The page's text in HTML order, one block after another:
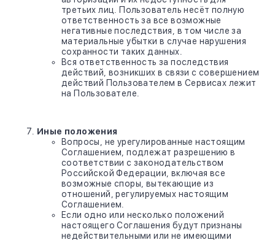
третьих лиц. Пользователь несёт полную
ответственность за все возможные
негативные последствия, в том числе за
материальные убытки в случае нарушения
сохранности таких данных.
Вся ответственность за последствия
действий, возникших в связи с совершением
действий Пользователем в Сервисах лежит
на Пользователе.
Иные положения
Вопросы, не урегулированные настоящим
Соглашением, подлежат разрешению в
соответствии с законодательством
Российской Федерации, включая все
возможные споры, вытекающие из
отношений, регулируемых настоящим
Соглашением.
Если одно или несколько положений
настоящего Соглашения будут признаны
недействительными или не имеющими